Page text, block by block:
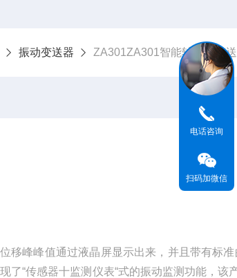
振动变送器 ZA301ZA301智能轴振动变
移峰峰值通过液晶屏显示出来，并且带有标准
了“传感器十监测仪表“式的振动监测功能，该
电话咨询
扫码加微信